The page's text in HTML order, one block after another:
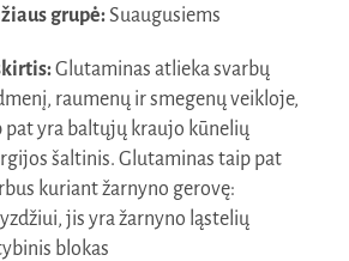
grupė:Suaugusiems
Glutaminas atlieka svarbų
raumenų ir smegenų veikloje,
pat yra baltųjų kraujo kūnelių
šaltinis. Glutaminas taip pat
kuriant žarnyno gerovę:
jis yra žarnyno ląstelių
blokas